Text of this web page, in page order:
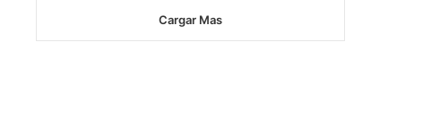
Cargar Mas